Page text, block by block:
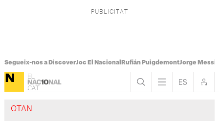
Segueix-nos a DiscoverJoc El Nacional Rufián PuigdemontJorge Messi
OTAN